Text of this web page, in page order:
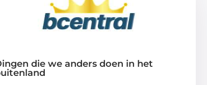
die we anders doen in het